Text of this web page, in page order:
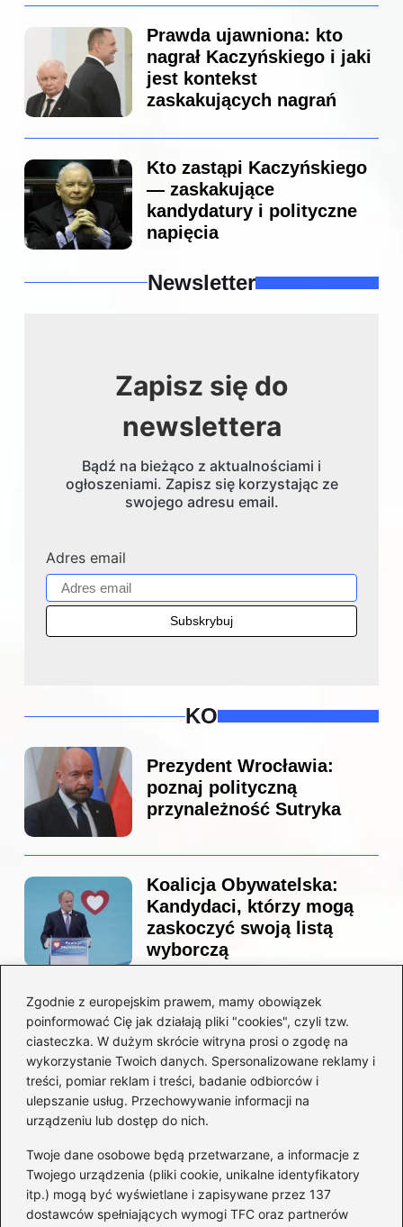
Zgodnie z europejskim prawem, mamy obowiązek
poinformować Cię jak działają pliki "cookies", czyli tzw.
ciasteczka. W dużym skrócie witryna prosi o zgodę na
wykorzystanie Twoich danych. Spersonalizowane reklamy i
treści, pomiar reklam i treści, badanie odbiorców i
ulepszanie usług. Przechowywanie informacji na
urządzeniu lub dostęp do nich.
Twoje dane osobowe będą przetwarzane, a informacje z
Twojego urządzenia (pliki cookie, unikalne identyfikatory
itp.) mogą być wyświetlane i zapisywane przez 137
dostawców spełniających wymogi TFC oraz partnerów
Prawda ujawniona: kto
nagrał Kaczyńskiego i jaki
jest kontekst
zaskakujących nagrań
Kto zastąpi Kaczyńskiego
— zaskakujące
kandydatury i polityczne
napięcia
Newsletter
Zapisz się do
newslettera
Bądź na bieżąco z aktualnościami i
ogłoszeniami. Zapisz się korzystając ze
swojego adresu email.
Adres email
KO
Prezydent Wrocławia:
poznaj polityczną
przynależność Sutryka
Koalicja Obywatelska:
Kandydaci, którzy mogą
zaskoczyć swoją listą
wyborczą
Co naprawdę sprzedał
Tusk? Zaskakujące kulisy
wyprzedaży spółek
państwowych
Borys Budka: odkryj kulisy
jego fascynującej kariery
politycznej